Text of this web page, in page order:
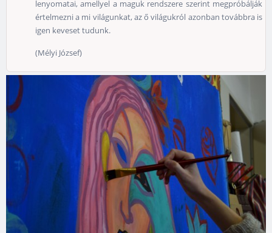
lenyomatai, amellyel a maguk rendszere szerint megpróbálják
értelmezni a mi világunkat, az ő világukról azonban továbbra is
igen keveset tudunk.
(Mélyi József)